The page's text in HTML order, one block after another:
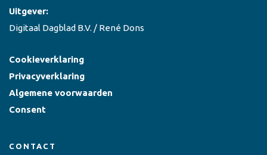
Uitgever:
Digitaal Dagblad B.V. / René Dons
Cookieverklaring
Privacyverklaring
Algemene voorwaarden
Consent
CONTACT